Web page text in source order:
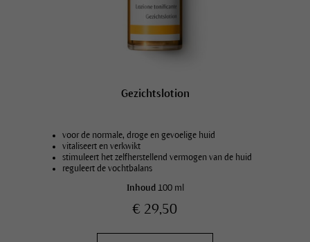
Gezichtslotion
voor de normale, droge en gevoelige huid
vitaliseert en verkwikt
stimuleert het zelfherstellend vermogen van de huid
reguleert de vochtbalans
Inhoud 100 ml
€ 29,50